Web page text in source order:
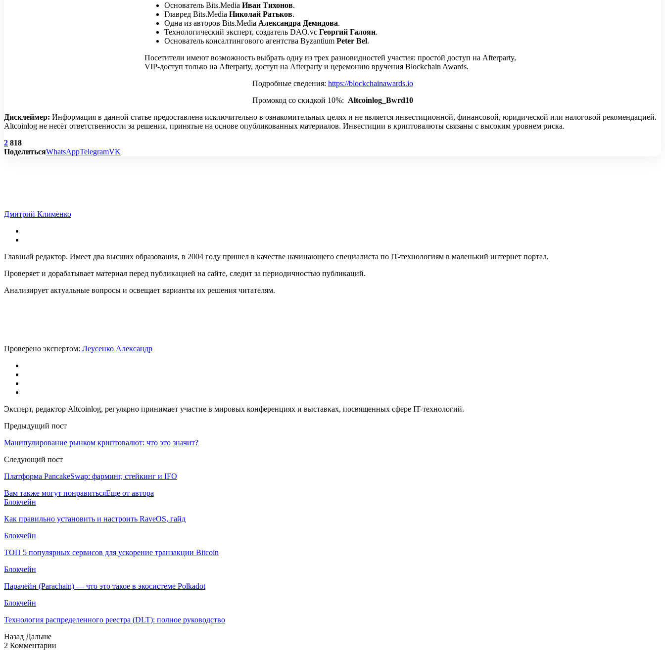
Основатель Bits.Media Иван Тихонов.
Главред Bits.Media Николай Ратьков.
Одна из авторов Bits.Media Александра Демидова.
Технологический эксперт, создатель DAO.vc Георгий Галоян.
Основатель консалтингового агентства Byzantium Peter Bel.
Посетители имеют возможность выбрать одну из трех разновидностей участия: простой доступ на Afterparty,
VIP-доступ только на Afterparty, доступ на Afterparty и церемонию вручения Blockchain Awards.
Подробные сведения: https://blockchainawards.io
Промокод со скидкой 10%: Altcoinlog_Bwrd10
Дисклеймер: Информация в данной статье предоставлена исключительно в ознакомительных целях и не является инвестиционной, финансовой, юридической или налоговой рекомендацией.
Altcoinlog не несёт ответственности за решения, принятые на основе опубликованных материалов. Инвестиции в криптовалюты связаны с высоким уровнем риска.
2 818
ПоделитьсяWhatsAppTelegramVK
Дмитрий Клименко
Главный редактор. Имеет два высших образования, в 2004 году пришел в качестве начинающего специалиста по IT-технологиям в маленький интернет портал.
Проверяет и дорабатывает материал перед публикацией на сайте, следит за периодичностью публикаций.
Анализирует актуальные вопросы и освещает варианты их решения читателям.
Проверено экспертом: Леусенко Александр
Эксперт, редактор Altcoinlog, регулярно принимает участие в мировых конференциях и выставках, посвященных сфере IT-технологий.
Предыдущий пост
Манипулирование рынком криптовалют: что это значит?
Следующий пост
Платформа PancakeSwap: фарминг, стейкинг и IFO
Вам также могут понравитьсяЕще от автора
Блокчейн
Как правильно установить и настроить RaveOS, гайд
Блокчейн
ТОП 5 популярных сервисов для ускорение транзакции Bitcoin
Блокчейн
Парачейн (Parachain) — что это такое в экосистеме Polkadot
Блокчейн
Технология распределенного реестра (DLT): полное руководство
Назад Дальше
2 Комментарии